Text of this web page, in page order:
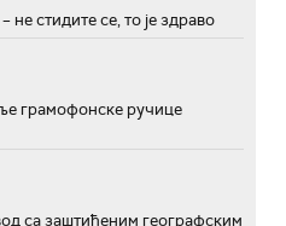
не стидите се, то је здраво
грамофонске ручице
са заштићеним географским